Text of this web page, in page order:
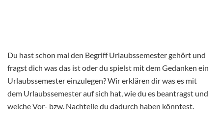
Du hast schon mal den Begriff Urlaubssemester gehört und
fragst dich was das ist oder du spielst mit dem Gedanken ein
Urlaubssemester einzulegen? Wir erklären dir was es mit
dem Urlaubssemester auf sich hat, wie du es beantragst und
welche Vor- bzw. Nachteile du dadurch haben könntest.